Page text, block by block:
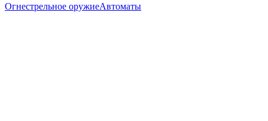
Огнестрельное оружиеАвтоматы